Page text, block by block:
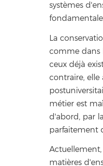
systèmes
La
comme dans
ceux déjà
contraire,
métier est
d'abord, par
parfaitement
matières